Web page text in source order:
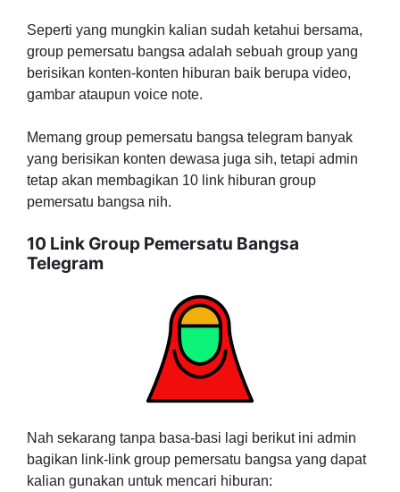
Seperti yang mungkin kalian sudah ketahui bersama,
group pemersatu bangsa adalah sebuah group yang
berisikan konten-konten hiburan baik berupa video,
gambar ataupun voice note.
Memang group pemersatu bangsa telegram banyak
yang berisikan konten dewasa juga sih, tetapi admin
tetap akan membagikan 10 link hiburan group
pemersatu bangsa nih.
10 Link Group Pemersatu Bangsa
Telegram
Nah sekarang tanpa basa-basi lagi berikut ini admin
bagikan link-link group pemersatu bangsa yang dapat
kalian gunakan untuk mencari hiburan: